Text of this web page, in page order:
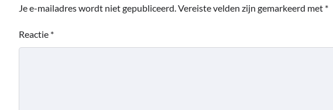
Je e-mailadres wordt niet gepubliceerd. Vereiste velden zijn gemarkeerd met *
Reactie *